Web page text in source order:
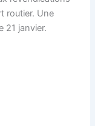
routier. Une
21 janvier.